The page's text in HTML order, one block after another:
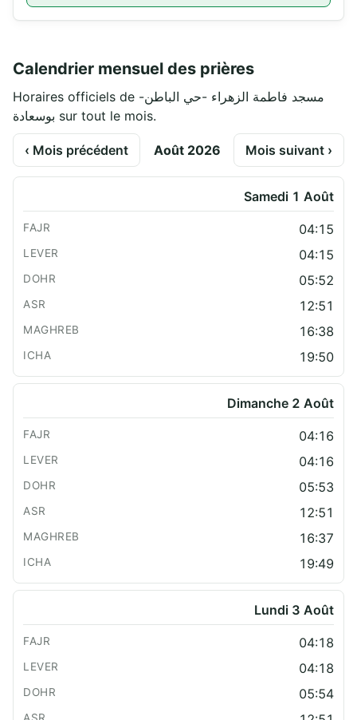
Calendrier mensuel des prières
Horaires officiels de مسجد فاطمة الزهراء -حي الباطن-
بوسعادة sur tout le mois.
‹ Mois précédent Août 2026 Mois suivant ›
Samedi 1 Août
04:15
04:15
05:52
12:51
16:38
19:50
Dimanche 2 Août
04:16
04:16
05:53
12:51
16:37
19:49
Lundi 3 Août
04:18
04:18
05:54